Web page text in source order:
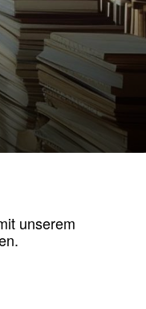
unserem